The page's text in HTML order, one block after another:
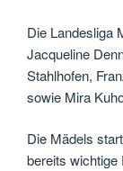
Die Landesliga
Jacqueline
Stahlhofen,
sowie Mira
Die Mädels
bereits